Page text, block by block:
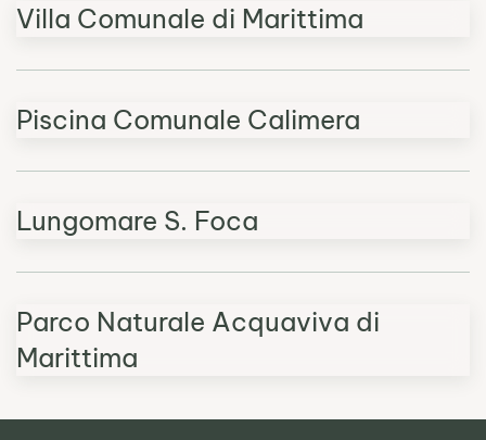
Villa Comunale di Marittima
Piscina Comunale Calimera
Lungomare S. Foca
Parco Naturale Acquaviva di
Marittima